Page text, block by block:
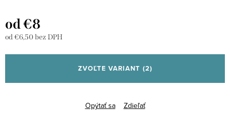
od€8
od€6,50bez DPH
cena:
ZVOĽTE VARIANT (2)
Opýtať sa Zdieľať